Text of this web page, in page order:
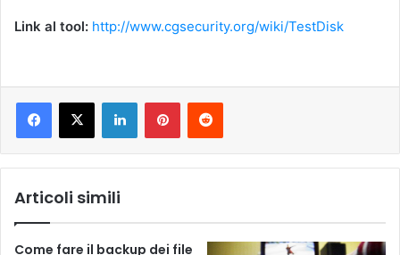
Link al tool: http://www.cgsecurity.org/wiki/TestDisk
LinkedInPinterestReddit
Articoli simili
Come fare il backup dei file